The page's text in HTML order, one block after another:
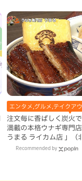
エンタメ,グルメ,テイクア
注文毎に香ばしく炭火
満載の本格ウナギ専門
うまる ライカム店 」（
Recommended by